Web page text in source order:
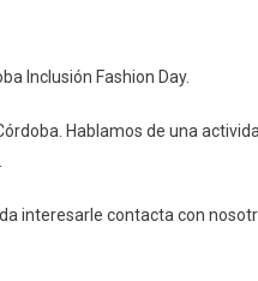
Inclusión Fashion Day.
Hablamos de una
interesarle contacta con